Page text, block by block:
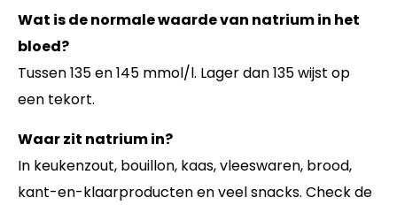
Wat is de normale waarde van natrium in het
bloed?
Tussen 135 en 145 mmol/l. Lager dan 135 wijst op
een tekort.
Waar zit natrium in?
In keukenzout, bouillon, kaas, vleeswaren, brood,
kant-en-klaarproducten en veel snacks. Check de